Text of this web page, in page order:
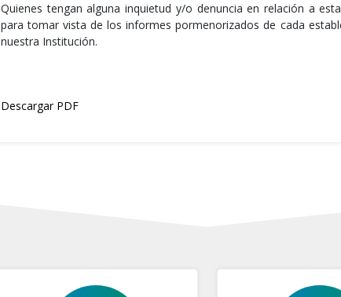
Quienes tengan alguna inquietud y/o denuncia en relación a
para tomar vista de los informes pormenorizados de cada
nuestra Institución.
Descargar PDF